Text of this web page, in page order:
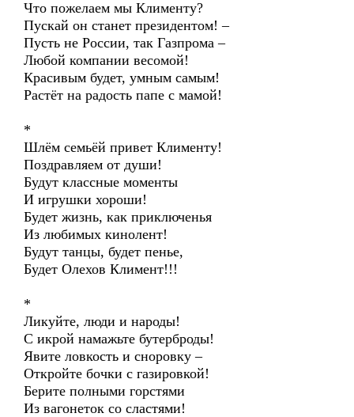
Что пожелаем мы Клименту?
Пускай он станет президентом! –
Пусть не России, так Газпрома –
Любой компании весомой!
Красивым будет, умным самым!
Растёт на радость папе с мамой!
*
Шлём семьёй привет Клименту!
Поздравляем от души!
Будут классные моменты
И игрушки хороши!
Будет жизнь, как приключенья
Из любимых кинолент!
Будут танцы, будет пенье,
Будет Олехов Климент!!!
*
Ликуйте, люди и народы!
С икрой намажьте бутерброды!
Явите ловкость и сноровку –
Откройте бочки с газировкой!
Берите полными горстями
Из вагонеток со сластями!